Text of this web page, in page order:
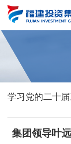
学习党的二十
集团领导叶